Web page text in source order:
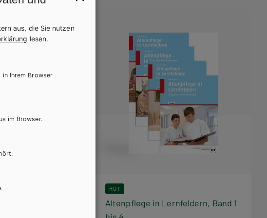
HUT
Altenpflege in Lernfeldern, Band 1
aus, die Sie nutzen
lesen.
in Ihrem Browser
im Browser.